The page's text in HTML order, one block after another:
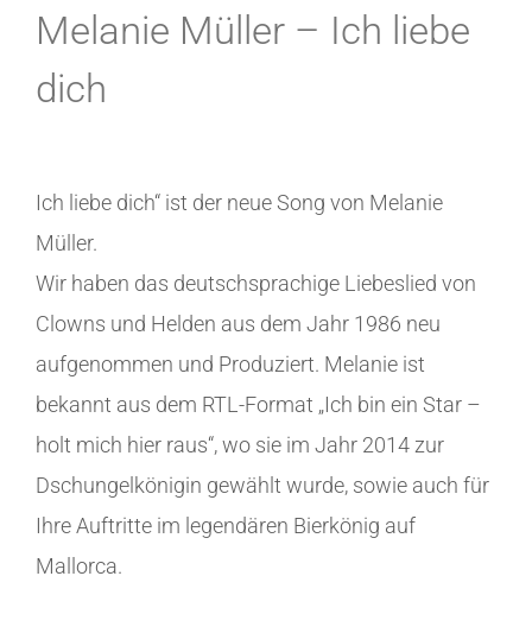
Melanie Müller – Ich liebe
dich
Ich liebe dich“ ist der neue Song von Melanie
Müller.
Wir haben das deutschsprachige Liebeslied von
Clowns und Helden aus dem Jahr 1986 neu
aufgenommen und Produziert. Melanie ist
bekannt aus dem RTL-Format „Ich bin ein Star –
holt mich hier raus“, wo sie im Jahr 2014 zur
Dschungelkönigin gewählt wurde, sowie auch für
Ihre Auftritte im legendären Bierkönig auf
Mallorca.